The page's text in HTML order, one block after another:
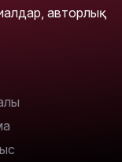
авторлық